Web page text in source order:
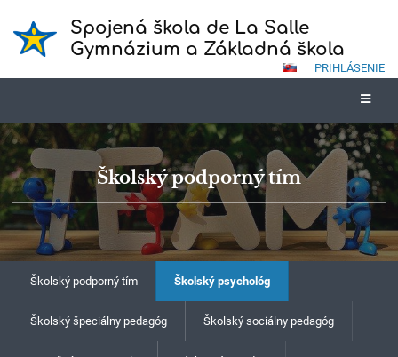
Spojená škola de La Salle
Gymnázium a Základná škola
PRIHLÁSENIE
Školský podporný tím
Školský podporný tím Školský psychológ
Školský špeciálny pedagóg Školský sociálny pedagóg